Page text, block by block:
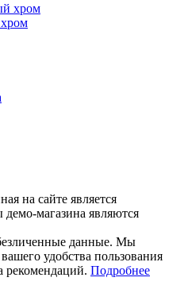
на сайте является
магазина являются
данные. Мы
удобства пользования
рекомендаций. Подробнее